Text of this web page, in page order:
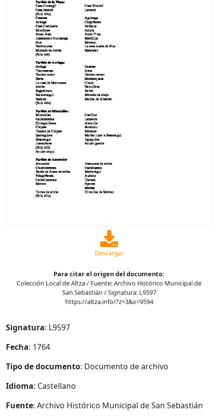
Descargar
Para citar el origen del documento:
Colección Local de Altza / Fuente: Archivo Histórico Municipal de
San Sebastián / Signatura: L9597
https://altza.info/?z=3&x=9594
Signatura: L9597
Fecha: 1764
Tipo de documento: Documento de archivo
Idioma: Castellano
Fuente: Archivo Histórico Municipal de San Sebastián